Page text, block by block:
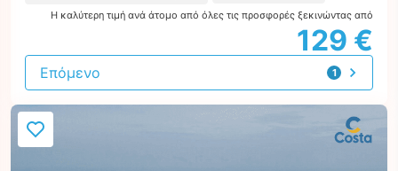
Η καλύτερη τιμή ανά άτομο από όλες τις προσφορές ξεκινώντας από
129 €
1
προσφορά
Επόμενο